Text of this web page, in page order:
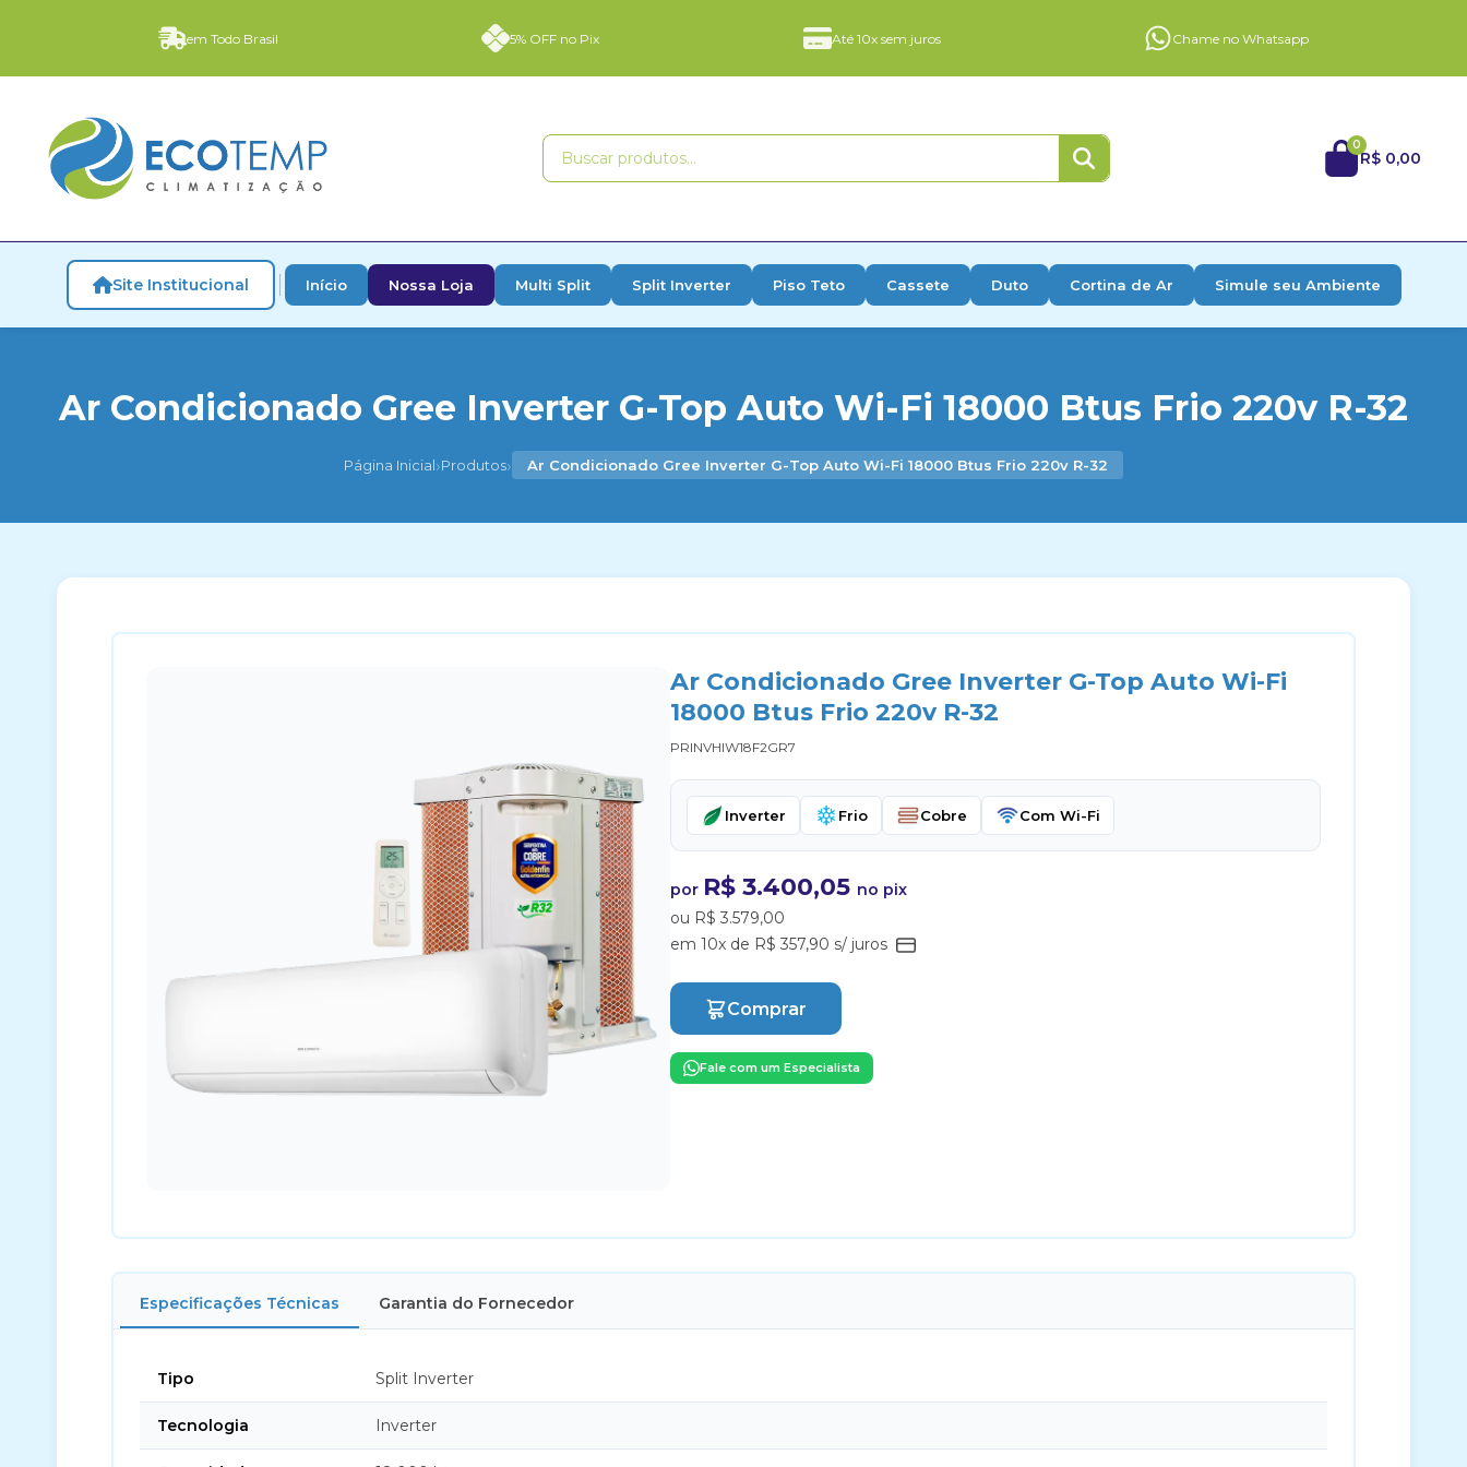
em Todo Brasil 5% OFF no Pix Até 10x sem juros Chame no Whatsapp
0
R$ 0,00
Site Institucional Início Nossa Loja Multi Split Split Inverter Piso Teto Cassete Duto Cortina de Ar Simule seu Ambiente
Ar Condicionado Gree Inverter G-Top Auto Wi-Fi 18000 Btus Frio 220v R-32
Página Inicial›Produtos› Ar Condicionado Gree Inverter G-Top Auto Wi-Fi 18000 Btus Frio 220v R-32
Ar Condicionado Gree Inverter G-Top Auto Wi-Fi
18000 Btus Frio 220v R-32
PRINVHIW18F2GR7
Inverter Frio Cobre Com Wi-Fi
por R$ 3.400,05 no pix
ou R$ 3.579,00
em 10x de R$ 357,90 s/ juros
Comprar
Fale com um Especialista
Especificações Técnicas Garantia do Fornecedor
Tipo Split Inverter
Tecnologia Inverter